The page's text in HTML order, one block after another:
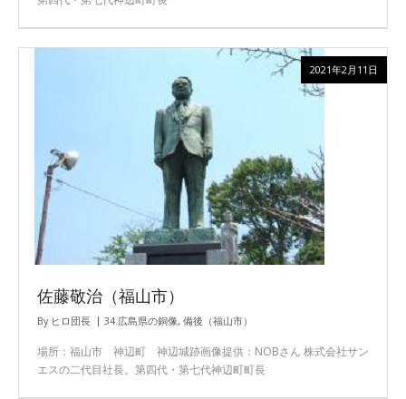
佐藤敬治（福山市）
By ヒロ団長 34.広島県の銅像, 備後（福山市）
場所：福山市 神辺町 神辺城跡画像提供：NOBさん 株式会社サン
エスの二代目社長。第四代・第七代神辺町町長
2021年2月11日